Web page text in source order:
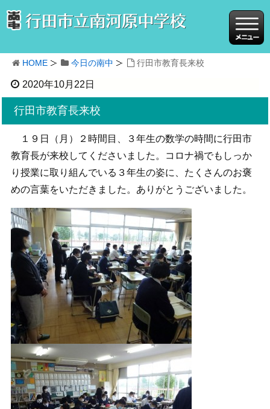
HOME 今日の南中 行田市教育長来校
2020年10月22日
行田市教育長来校
１９日（月）２時間目、３年生の数学の時間に行田市
教育長が来校してくださいました。コロナ禍でもしっか
り授業に取り組んでいる３年生の姿に、たくさんのお褒
めの言葉をいただきました。ありがとうございました。